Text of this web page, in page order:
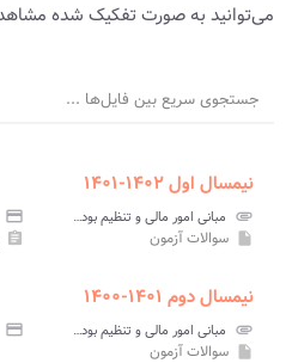
می‌توانید به صورت تفکیک شده
جستجوی سریع بین فایل‌ها ...
نیمسال اول ۱۴۰۲-۱۴۰۱
attachment مبانی امور مالی و تنظیم بودجه در آموزش و پرورش پیام نور credit_card
insert_drive_file سوالات آزمون assignment
نیمسال دوم ۱۴۰۱-۱۴۰۰
attachment مبانی امور مالی و تنظیم بودجه در آموزش و پرورش پیام نور credit_card
insert_drive_file سوالات آزمون